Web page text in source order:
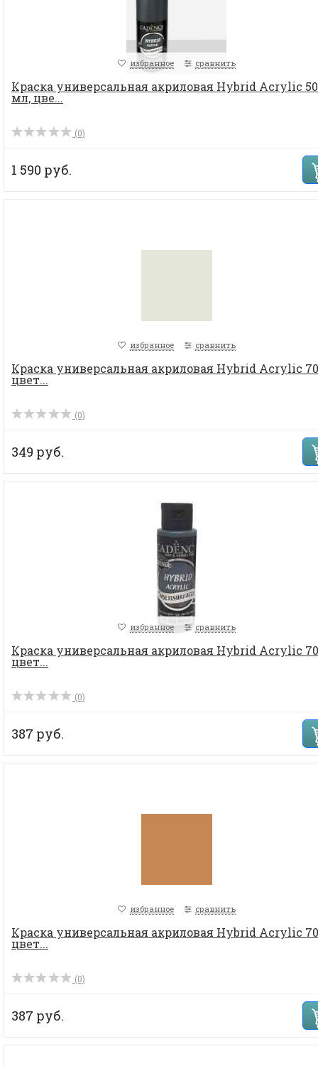
избранное сравнить
Краска универсальная акриловая Hybrid Acrylic
мл, цве...
(0)
1 590 руб.
избранное сравнить
Краска универсальная акриловая Hybrid Acrylic
цвет...
(0)
349 руб.
избранное сравнить
Краска универсальная акриловая Hybrid Acrylic
цвет...
(0)
387 руб.
избранное сравнить
Краска универсальная акриловая Hybrid Acrylic
цвет...
(0)
387 руб.